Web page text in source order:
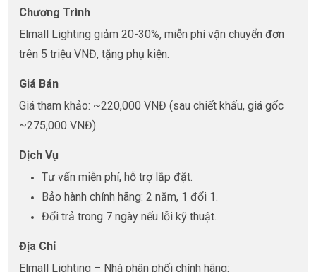
Chương Trình
Elmall Lighting giảm 20-30%, miễn phí vận chuyển đơn
trên 5 triệu VNĐ, tặng phụ kiện.
Giá Bán
Giá tham khảo: ~220,000 VNĐ (sau chiết khấu, giá gốc
~275,000 VNĐ).
Dịch Vụ
Tư vấn miễn phí, hỗ trợ lắp đặt.
Bảo hành chính hãng: 2 năm, 1 đổi 1.
Đổi trả trong 7 ngày nếu lỗi kỹ thuật.
Địa Chỉ
Elmall Lighting – Nhà phân phối chính hãng: